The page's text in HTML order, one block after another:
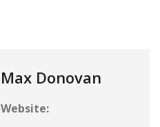
Max Donovan
Website: